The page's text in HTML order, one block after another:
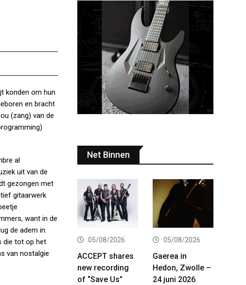
konden om hun
en bracht
(zang) van de
al
uit van de
gezongen met
gitaarwerk
want in de
de adem in.
die tot op het
van nostalgie
Net Binnen
05/08/2026
ACCEPT shares
new recording
of “Save Us”
05/08/2026
Gaerea in
Hedon, Zwolle –
24 juni 2026